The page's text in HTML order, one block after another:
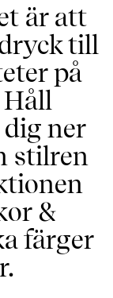
är att
till
på
ner
stilren
&
färger